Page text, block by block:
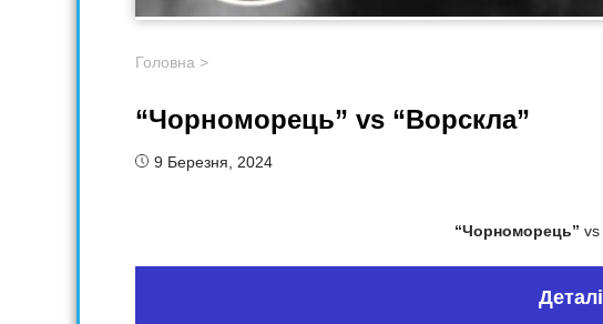
Головна >
“Чорноморець” vs “Ворскла”
9 Березня, 2024
“Чорноморець” vs
Деталі